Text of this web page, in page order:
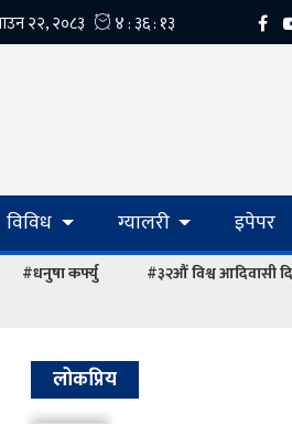
विविध ग्यालरी इपेपर
#धनुषा कर्फ्यु
#३२औं विश्व आदिवासी
लोकप्रिय